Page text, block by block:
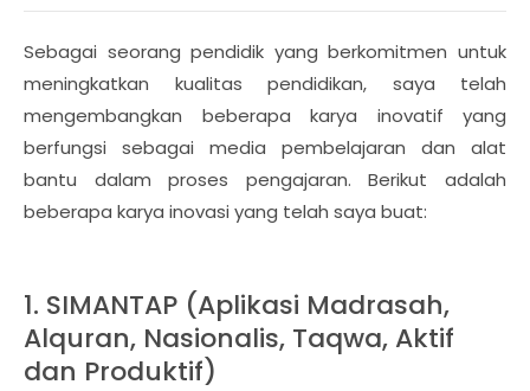
Sebagai seorang pendidik yang berkomitmen untuk
meningkatkan kualitas pendidikan, saya telah
mengembangkan beberapa karya inovatif yang
berfungsi sebagai media pembelajaran dan alat
bantu dalam proses pengajaran. Berikut adalah
beberapa karya inovasi yang telah saya buat:
1. SIMANTAP (Aplikasi Madrasah,
Alquran, Nasionalis, Taqwa, Aktif
dan Produktif)